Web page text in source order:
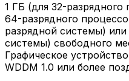
1 ГБ (для 32-
64-разрядного
разрядной системы)
системы) свободного
Графическое
WDDM 1.0 или более